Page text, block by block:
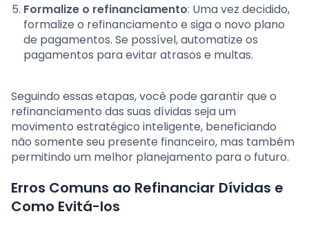
Formalize o refinanciamento: Uma vez decidido,
formalize o refinanciamento e siga o novo plano
de pagamentos. Se possível, automatize os
pagamentos para evitar atrasos e multas.
Seguindo essas etapas, você pode garantir que o
refinanciamento das suas dívidas seja um
movimento estratégico inteligente, beneficiando
não somente seu presente financeiro, mas também
permitindo um melhor planejamento para o futuro.
Erros Comuns ao Refinanciar Dívidas e
Como Evitá-los